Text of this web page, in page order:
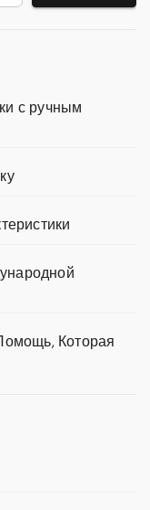
с ручным
Которая